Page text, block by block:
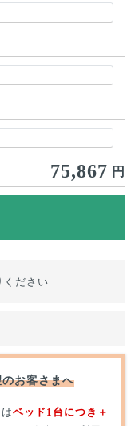
75,867 円
ください
お客さまへ
ベッド1台につき＋